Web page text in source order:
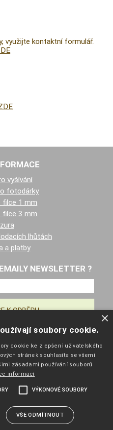
využijte kontaktní formulář.
vyšívání
fotodárky
filce 1 mm
filce 3 mm
lhůtách
a platby
NEWSLETTER ?
strana
zboží
podmínky
od smlouvy
×
soubory cookie.
cookie ke zlepšení uživatelského
stránek souhlasíte se všemi
zásadami používání souborů
informací
VÝKONOVÉ SOUBORY
VŠE ODMÍTNOUT